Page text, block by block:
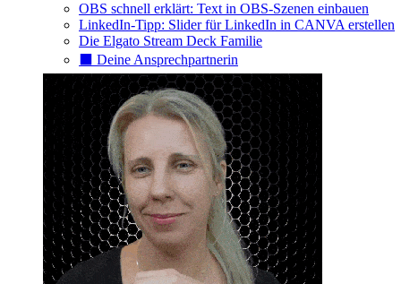
OBS schnell erklärt: Text in OBS-Szenen einbauen
LinkedIn-Tipp: Slider für LinkedIn in CANVA erstellen
Die Elgato Stream Deck Familie
⬛️ Deine Ansprechpartnerin